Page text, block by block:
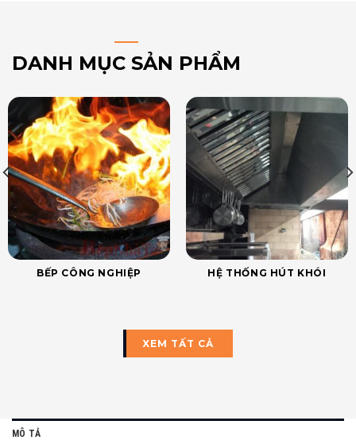
DANH MỤC SẢN PHẨM
BẾP CÔNG NGHIỆP HỆ THỐNG HÚT KHÓI
XEM TẤT CẢ
MÔ TẢ